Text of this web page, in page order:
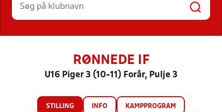
RØNNEDE IF
U16 Piger 3 (10-11) Forår, Pulje 3
STILLING INFO KAMPPROGRAM